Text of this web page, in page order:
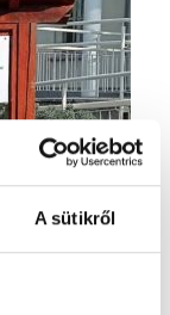
A sütikről